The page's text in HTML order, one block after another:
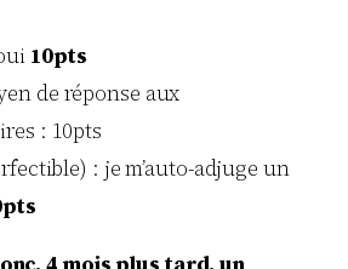
10pts
de réponse aux
: 10pts
: je m’auto-adjuge un